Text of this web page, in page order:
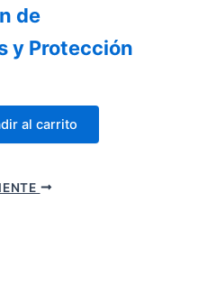
de
y Protección
al carrito